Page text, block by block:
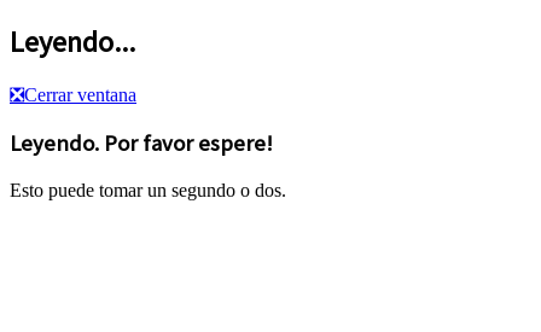
Leyendo...
❎Cerrar ventana
Leyendo. Por favor espere!
Esto puede tomar un segundo o dos.